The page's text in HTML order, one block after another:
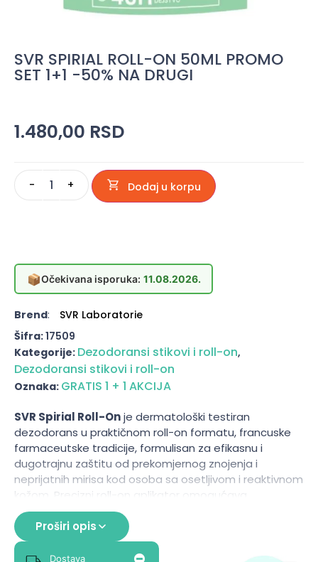
SVR SPIRIAL ROLL-ON 50ML PROMO
SET 1+1 -50% NA DRUGI
1.480,00 RSD
- + Dodaj u korpu
📦Očekivana isporuka: 11.08.2026.
Brend:
SVR Laboratorie
Šifra:17509
Kategorije: Dezodoransi stikovi i roll-on,
Dezodoransi stikovi i roll-on
Oznaka: GRATIS 1 + 1 AKCIJA
SVR Spirial Roll-Onje dermatološki testiran
dezodorans u praktičnom roll-on formatu, francuske
farmaceutske tradicije, formulisan za efikasnu i
dugotrajnu zaštitu od prekomjernog znojenja i
neprijatnih mirisa kod osoba sa osetljivom i reaktivnom
kožom. Precizni roll-on aplikator omogućava
jednostavno i higijenska nanošenje tačno na potrebno
područje bez kontakta ruku sa proizvodom. Kao i cela
Spirial linija, ovaj proizvod razvijen je u saradnji sa
dermatolozima i pogodan je čak i za najzahtevniji tip
Proširi opis
Dostava